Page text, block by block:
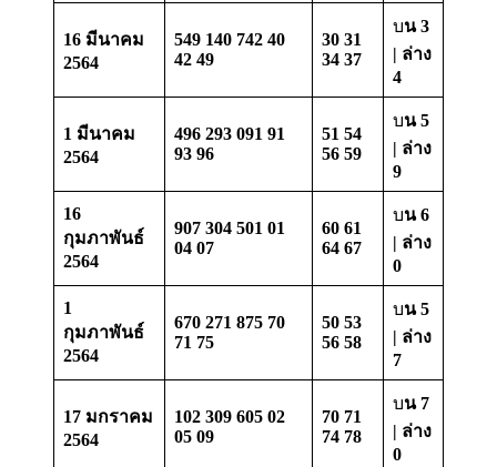
16 มีนาคม
2564
549 140 742 40
42 49
30 31
34 37
บน 3
| ล่าง
4
1 มีนาคม
2564
496 293 091 91
93 96
51 54
56 59
บน 5
| ล่าง
9
16
กุมภาพันธ์
2564
907 304 501 01
04 07
60 61
64 67
บน 6
| ล่าง
0
1
กุมภาพันธ์
2564
670 271 875 70
71 75
50 53
56 58
บน 5
| ล่าง
7
17 มกราคม
2564
102 309 605 02
05 09
70 71
74 78
บน 7
| ล่าง
0